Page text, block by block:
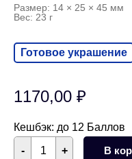
Размер: 14 × 25 × 45 мм
Вес: 23 г
Готовое украшение
1170,00 ₽
Кешбэк: до 12 Баллов
+
Количество
товара
- В